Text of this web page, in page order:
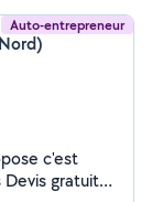
Auto-entrepreneur
gratuit